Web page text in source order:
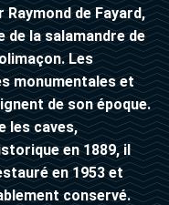
de Fayard,
de la salamandre de
Les
monumentales et
de son époque.
les caves,
en 1889, il
en 1953 et
conservé.